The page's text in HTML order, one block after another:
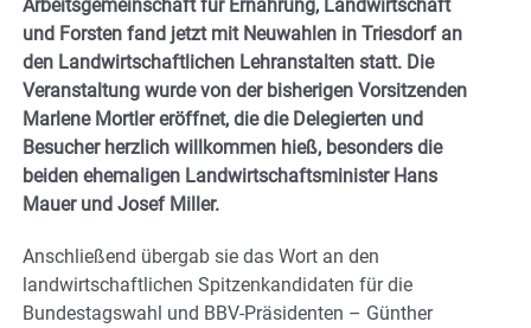
Arbeitsgemeinschaft für Ernährung, Landwirtschaft
und Forsten fand jetzt mit Neuwahlen in Triesdorf an
den Landwirtschaftlichen Lehranstalten statt. Die
Veranstaltung wurde von der bisherigen Vorsitzenden
Marlene Mortler eröffnet, die die Delegierten und
Besucher herzlich willkommen hieß, besonders die
beiden ehemaligen Landwirtschaftsminister Hans
Mauer und Josef Miller.
Anschließend übergab sie das Wort an den
landwirtschaftlichen Spitzenkandidaten für die
Bundestagswahl und BBV-Präsidenten – Günther